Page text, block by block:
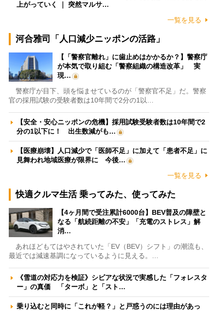
上がっていく ｜ 突然マルサ…
一覧を見る
河合雅司「人口減少ニッポンの活路」
【「警察官離れ」に歯止めはかかるか？】警察庁
が本気で取り組む「警察組織の構造改革」 実
現…
警察庁が目下、頭を悩ませているのが「警察官不足」だ。警察
官の採用試験の受験者数は10年間で2分の1以…
【安全・安心ニッポンの危機】採用試験受験者数は10年間で2
分の1以下に！ 出生数減がも…
【医療崩壊】人口減少で「医師不足」に加えて「患者不足」に
見舞われ地域医療が限界に 今後…
一覧を見る
快適クルマ生活 乗ってみた、使ってみた
【4ヶ月間で受注累計6000台】BEV普及の障壁と
なる「航続距離の不安」「充電のストレス」解
消…
あれほどもてはやされていた「EV（BEV）シフト」の潮流も、
最近では減速基調になっているように見える。…
《雪道の対応力を検証》シビアな状況で実感した「フォレスタ
ー」の真価 「ターボ」と「スト…
乗り込むと同時に「これが軽？」と戸惑うのには理由があっ